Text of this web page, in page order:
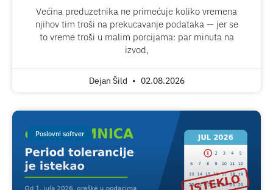
Većina preduzetnika ne primećuje koliko vremena
njihov tim troši na prekucavanje podataka — jer se
to vreme troši u malim porcijama: par minuta na
izvod,
Dejan Šild 02.08.2026
Poslovni softver